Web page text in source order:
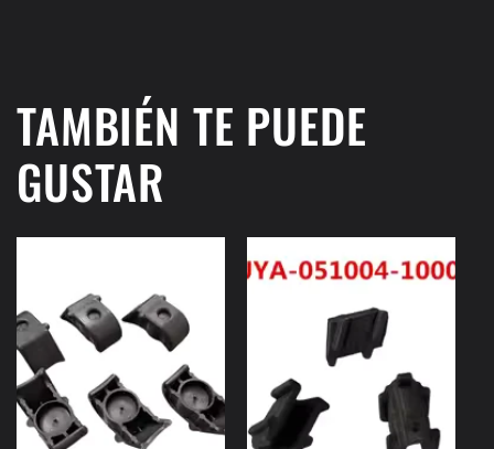
TAMBIÉN TE PUEDE
GUSTAR